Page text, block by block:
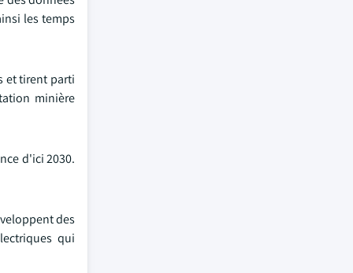
les temps
et tirent parti
minière
d'ici 2030.
des
qui